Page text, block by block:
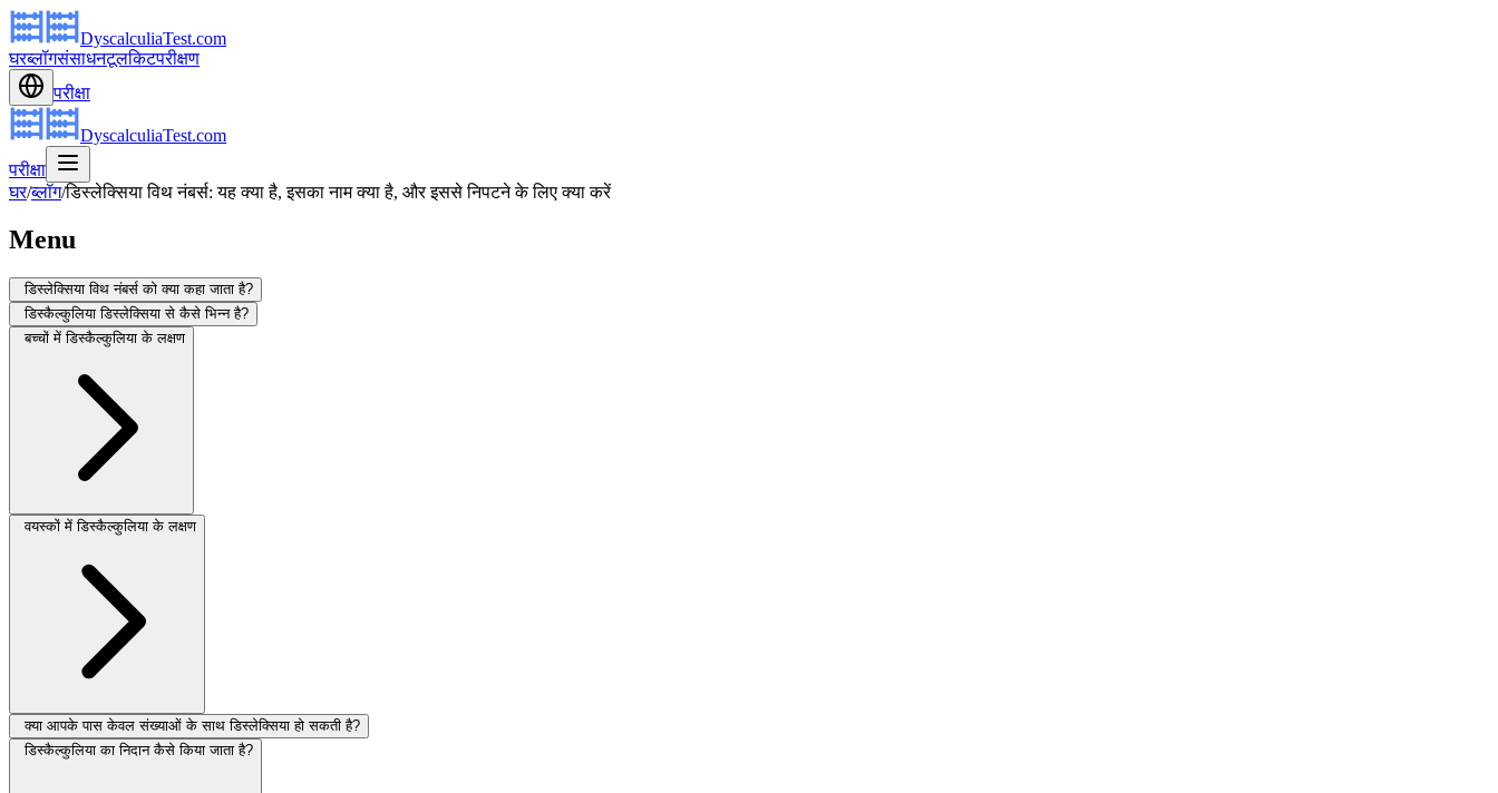
DyscalculiaTest.com
घरब्लॉगसंसाधनटूलकिटपरीक्षण
परीक्षा
DyscalculiaTest.com
परीक्षा
घर/ब्लॉग/डिस्लेक्सिया विथ नंबर्स: यह क्या है, इसका नाम क्या है, और इससे निपटने के लिए क्या करें
Menu
डिस्लेक्सिया विथ नंबर्स को क्या कहा जाता है?
डिस्कैल्कुलिया डिस्लेक्सिया से कैसे भिन्न है?
बच्चों में डिस्कैल्कुलिया के लक्षण
वयस्कों में डिस्कैल्कुलिया के लक्षण
क्या आपके पास केवल संख्याओं के साथ डिस्लेक्सिया हो सकती है?
डिस्कैल्कुलिया का निदान कैसे किया जाता है?